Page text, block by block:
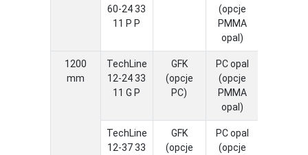
60-24 33
11 P P
(opcje
PMMA
opal)
1200
mm
TechLine
12-24 33
11 G P
GFK
(opcje
PC)
PC opal
(opcje
PMMA
opal)
TechLine
12-37 33
GFK
(opcje
PC opal
(opcje